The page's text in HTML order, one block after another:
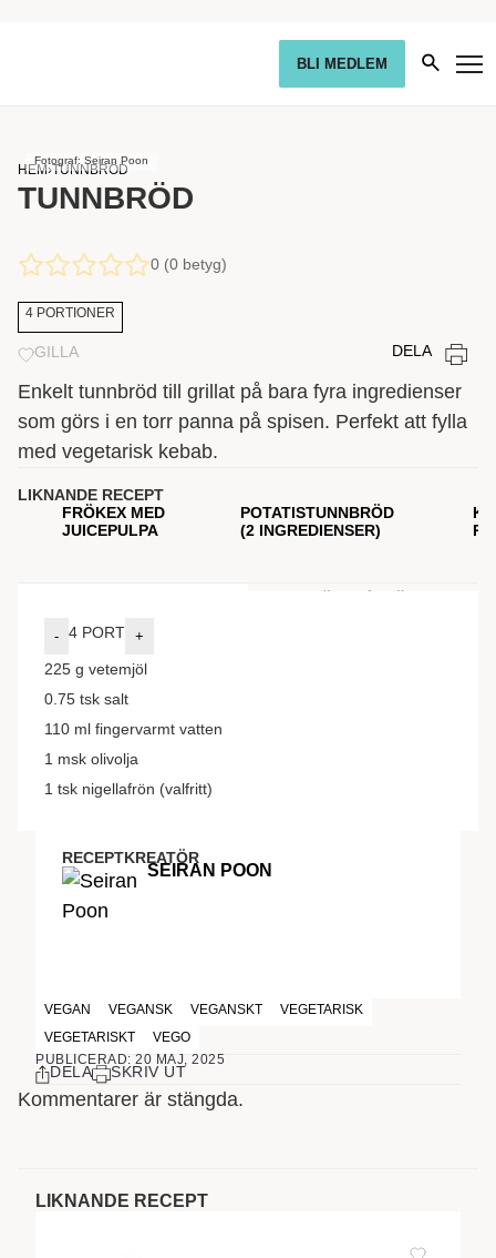
BLI MEDLEM
HEM›TUNNBRÖD
Fotograf: Seiran Poon
TUNNBRÖD
0 (0 betyg)
4 PORTIONER
GILLA DELA
Enkelt tunnbröd till grillat på bara fyra ingredienser
som görs i en torr panna på spisen. Perfekt att fylla
med vegetarisk kebab.
LIKNANDE RECEPT
FRÖKEX MED
JUICEPULPA
POTATISTUNNBRÖD
(2 INGREDIENSER)
- 4 PORT +
225 g vetemjöl
0.75 tsk salt
110 ml fingervarmt vatten
1 msk olivolja
1 tsk nigellafrön (valfritt)
RECEPTKREATÖR
SEIRAN POON
VEGAN VEGANSK VEGANSKT
VEGETARISK
VEGETARISKT
VEGO
PUBLICERAD: 20 MAJ, 2025
DELA SKRIV UT
Kommentarer är stängda.
LIKNANDE RECEPT